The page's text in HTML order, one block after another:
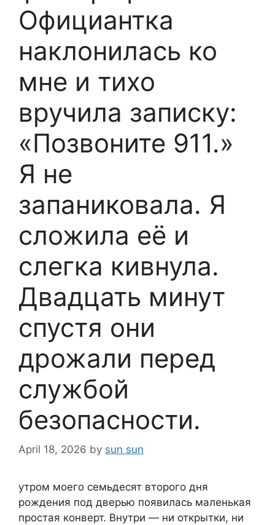
Официантка
наклонилась ко
мне и тихо
вручила записку:
«Позвоните 911.»
Я не
запаниковала. Я
сложила её и
слегка кивнула.
Двадцать минут
спустя они
дрожали перед
службой
безопасности.
April 18, 2026 by sun sun
утром моего семьдесят второго дня
рождения под дверью появилась маленькая
простая конверт. Внутри — ни открытки, ни